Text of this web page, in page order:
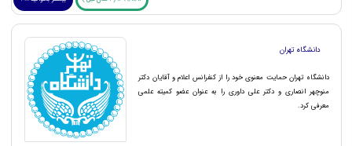
دانشگاه تهران
دانشگاه تهران حمایت معنوی خود را از کنفرانس اعلام و آقایان دکتر
منوچهر انصاری و دکتر علی داوری را به عنوان عضو کمیته علمی
معرفی کرد.